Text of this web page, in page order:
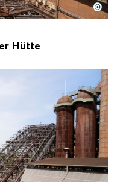
Hütte mit
Hütte | Karl
©
Hütte